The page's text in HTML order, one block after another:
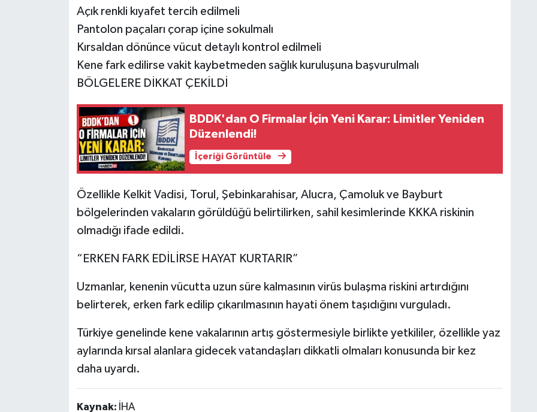
Açık renkli kıyafet tercih edilmeli
Pantolon paçaları çorap içine sokulmalı
Kırsaldan dönünce vücut detaylı kontrol edilmeli
Kene fark edilirse vakit kaybetmeden sağlık kuruluşuna başvurulmalı
BÖLGELERE DİKKAT ÇEKİLDİ
BDDK'dan O Firmalar İçin Yeni Karar: Limitler Yeniden
Düzenlendi!
İçeriği Görüntüle
Özellikle Kelkit Vadisi, Torul, Şebinkarahisar, Alucra, Çamoluk ve Bayburt
bölgelerinden vakaların görüldüğü belirtilirken, sahil kesimlerinde KKKA riskinin
olmadığı ifade edildi.
“ERKEN FARK EDİLİRSE HAYAT KURTARIR”
Uzmanlar, kenenin vücutta uzun süre kalmasının virüs bulaşma riskini artırdığını
belirterek, erken fark edilip çıkarılmasının hayati önem taşıdığını vurguladı.
Türkiye genelinde kene vakalarının artış göstermesiyle birlikte yetkililer, özellikle yaz
aylarında kırsal alanlara gidecek vatandaşları dikkatli olmaları konusunda bir kez
daha uyardı.
Kaynak: İHA